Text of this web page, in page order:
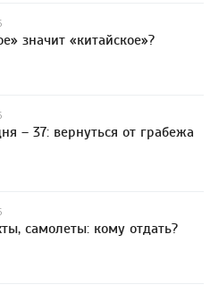
значит «китайское»?
– 37: вернуться от грабежа
самолеты: кому отдать?